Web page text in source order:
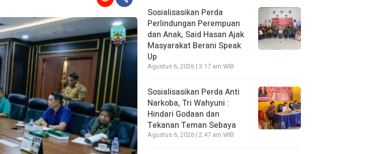
Sosialisasikan Perda
Perlindungan Perempuan
dan Anak, Said Hasan Ajak
Masyarakat Berani Speak
Up
Agustus 6, 2026 | 3:17 am WIB
Sosialisasikan Perda Anti
Narkoba, Tri Wahyuni :
Hindari Godaan dan
Tekanan Teman Sebaya
Agustus 6, 2026 | 2:47 am WIB